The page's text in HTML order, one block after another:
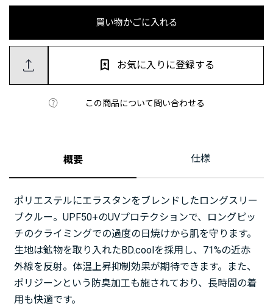
買い物かごに入れる
この商品について問い合わせる
お気に入りに登録する
概要 仕様
ポリエステルにエラスタンをブレンドしたロングスリー
ブクルー。UPF50+のUVプロテクションで、ロングピッ
チのクライミングでの過度の日焼けから肌を守ります。
生地は鉱物を取り入れたBD.coolを採用し、71%の近赤
外線を反射。体温上昇抑制効果が期待できます。また、
ポリジーンという防臭加工も施されており、長時間の着
用も快適です。